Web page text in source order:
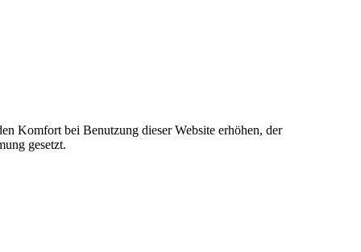
Komfort bei Benutzung dieser Website erhöhen, der
gesetzt.